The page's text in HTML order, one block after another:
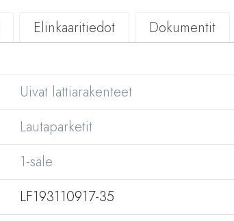
Elinkaaritiedot Dokumentit
Uivat lattiarakenteet
Lautaparketit
1-säle
LF193110917-35